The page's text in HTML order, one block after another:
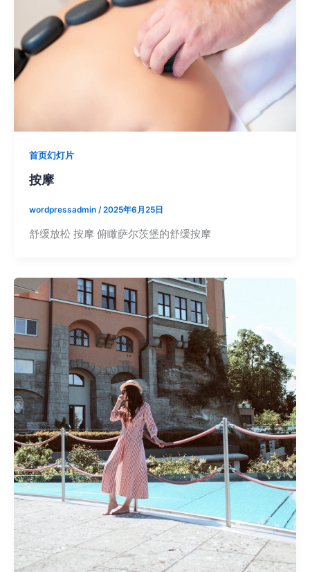
首页幻灯片
按摩
wordpressadmin /2025年6月25日
舒缓放松 按摩 俯瞰萨尔茨堡的舒缓按摩